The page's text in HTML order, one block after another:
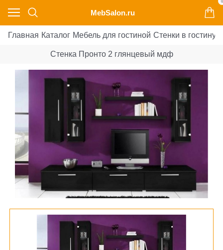
MebSalon.ru
0
Главная Каталог Мебель для гостиной Стенки в гостиную
Стенка Пронто 2 глянцевый мдф